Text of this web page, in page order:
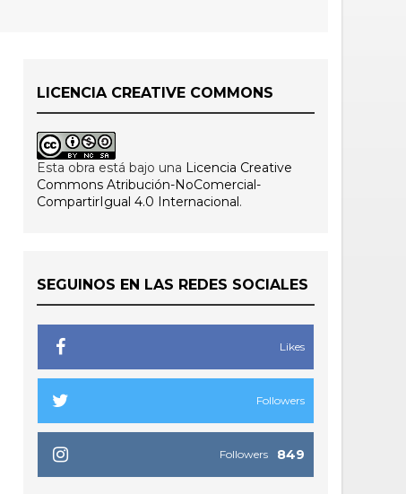
LICENCIA CREATIVE COMMONS
Esta obra está bajo una Licencia Creative
Commons Atribución-NoComercial-
CompartirIgual 4.0 Internacional.
SEGUINOS EN LAS REDES SOCIALES
Likes
Followers
849
Followers